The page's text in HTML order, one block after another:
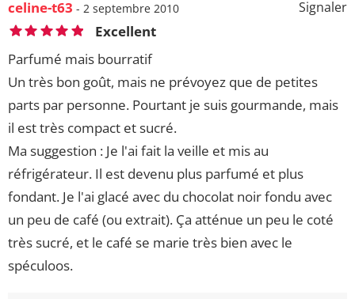
Signaler
celine-t63 - 2 septembre 2010
Excellent
Parfumé mais bourratif
Un très bon goût, mais ne prévoyez que de petites
parts par personne. Pourtant je suis gourmande, mais
il est très compact et sucré.
Ma suggestion : Je l'ai fait la veille et mis au
réfrigérateur. Il est devenu plus parfumé et plus
fondant. Je l'ai glacé avec du chocolat noir fondu avec
un peu de café (ou extrait). Ça atténue un peu le coté
très sucré, et le café se marie très bien avec le
spéculoos.